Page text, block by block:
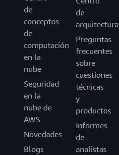
de
conceptos
de
computación
en la
nube
Seguridad
en la
nube de
AWS
Novedades
Blogs
de
arquitectura
Preguntas
frecuentes
sobre
cuestiones
técnicas
y
productos
Informes
de
analistas